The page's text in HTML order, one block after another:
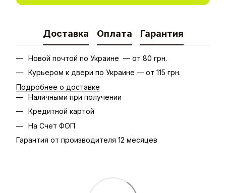
Доставка Оплата Гарантия
Новой почтой по Украине — от 80 грн.
Курьером к двери по Украине — от 115 грн.
Подробнее о доставке
Наличными при получении
Кредитной картой
На Счет ФОП
Гарантия от производителя 12 месяцев